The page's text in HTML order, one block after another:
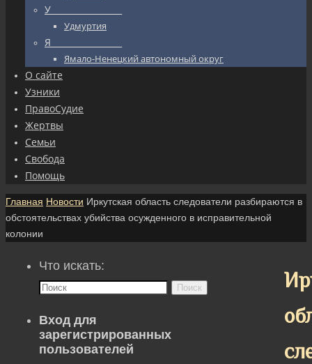
У_________________
Удмуртия
Я_________________
Ямало-Ненецкий автономный округ
О сайте
Узники
ПравоСудие
Жертвы
Семьи
Свобода
Помощь
Главная Новости Иркутская область следователи разбираются в
обстоятельствах убийства осужденного в исправительной
колонии
Что искать:
Поиск
Вход для
зарегистрированных
пользователей